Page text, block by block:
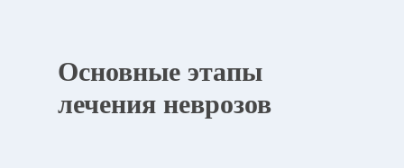
Основные этапы
лечения неврозов